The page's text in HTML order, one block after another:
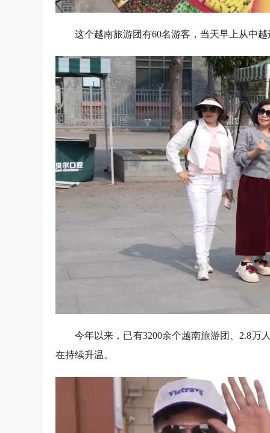
这个越南旅游团有60名游客，当天早上从中
今年以来，已有3200余个越南旅游团、2.8万
在持续升温。